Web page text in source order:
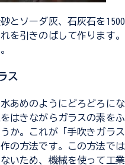
とソーダ灰、石灰石を
を引きのばして作ります
ス
あめのようにどろどろに
はきながらガラスの素を
か。これが「手吹きガラ
の方法です。この方法で
いため、機械を使って工